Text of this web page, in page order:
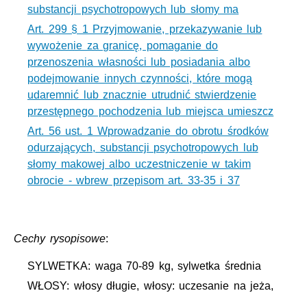
substancji psychotropowych lub słomy ma
Art. 299 § 1 Przyjmowanie, przekazywanie lub
wywożenie za granicę, pomaganie do
przenoszenia własności lub posiadania albo
podejmowanie innych czynności, które mogą
udaremnić lub znacznie utrudnić stwierdzenie
przestępnego pochodzenia lub miejsca umieszcz
Art. 56 ust. 1 Wprowadzanie do obrotu środków
odurzających, substancji psychotropowych lub
słomy makowej albo uczestniczenie w takim
obrocie - wbrew przepisom art. 33-35 i 37
Cechy rysopisowe:
SYLWETKA: waga 70-89 kg, sylwetka średnia
WŁOSY: włosy długie, włosy: uczesanie na jeża,